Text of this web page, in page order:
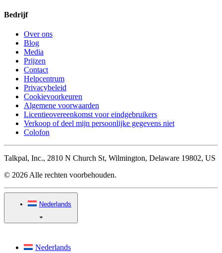
Bedrijf
Over ons
Blog
Media
Prijzen
Contact
Helpcentrum
Privacybeleid
Cookievoorkeuren
Algemene voorwaarden
Licentieovereenkomst voor eindgebruikers
Verkoop of deel mijn persoonlijke gegevens niet
Colofon
Talkpal, Inc., 2810 N Church St, Wilmington, Delaware 19802, US
© 2026 Alle rechten voorbehouden.
Nederlands
Nederlands